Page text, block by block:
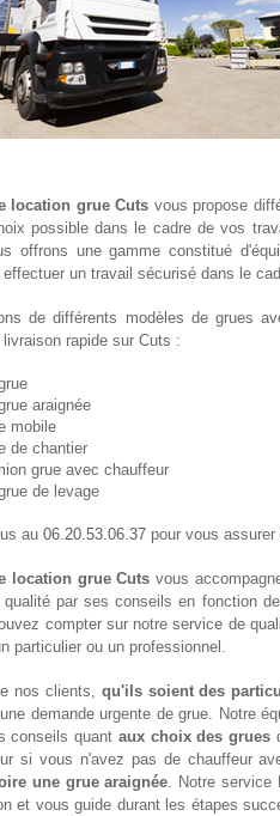
location grue Cuts vous propose
possible dans le cadre de vos
offrons une gamme constitué
effectuer un travail sécurisé dans le
de différents modèles de grues
rapide sur Cuts :
araignée
mobile
de chantier
grue avec chauffeur
de levage
au 06.20.53.06.37 pour vous
location grue Cuts vous
qualité par ses conseils en fonction
compter sur notre service de
particulier ou un professionnel.
nos clients, qu'ils soient des
demande urgente de grue. Notre
conseils quant aux choix des grues
si vous n'avez pas de chauffeur
une grue araignée. Notre service
et vous guide durant les étapes